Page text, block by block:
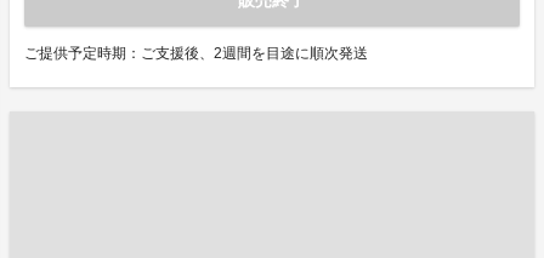
ご提供予定時期：ご支援後、2週間を目途に順次発送